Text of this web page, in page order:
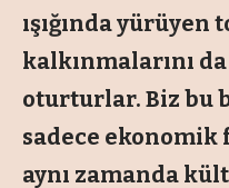
ışığında
kalkınmalarını
oturturlar. Biz bu
sadece
aynı zamanda